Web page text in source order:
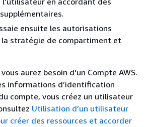
ensuite les autorisations
la stratégie de compartiment et
aurez besoin d'un Compte AWS.
informations d’identification
compte, vous créez un utilisateur
Utilisation d’un utilisateur
créer des ressources et accorder